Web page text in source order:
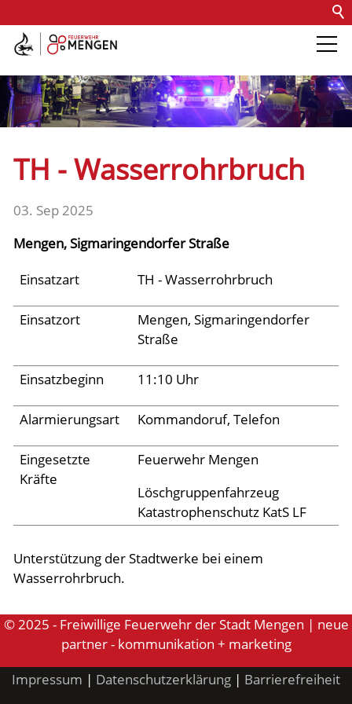
Kontakt Impressum
Barrierefreiheit
Die Feuerwehr
Fachdienste
Fahrzeuge
Einsätze
Archiv 2025
Archiv 2023
Archiv 2022
Archiv 2021
Archiv 2020
Archiv 2018
Archiv 2017
Archiv 2016
Archiv 2015
Jugend
TH - Wasserrohrbruch
03. Sep 2025
Mengen, Sigmaringendorfer Straße
Einsatzart
TH - Wasserrohrbruch
Einsatzort
Mengen, Sigmaringendorfer
Straße
Einsatzbeginn 11:10 Uhr
Alarmierungsart Kommandoruf, Telefon
Eingesetzte
Kräfte
Feuerwehr Mengen
Löschgruppenfahrzeug
Katastrophenschutz KatS LF
Unterstützung der Stadtwerke bei einem
Wasserrohrbruch.
© 2025 - Freiwillige Feuerwehr der Stadt Mengen | neue
partner - kommunikation + marketing
Impressum | Datenschutzerklärung | Barrierefreiheit